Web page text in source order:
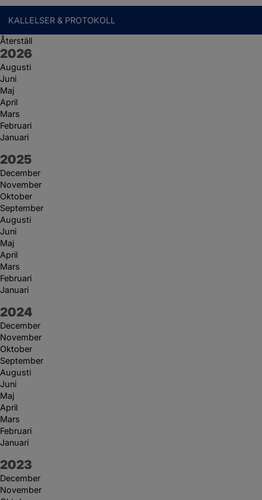
KALLELSER & PROTOKOLL
Återställ
År:
2026
Augusti
Juni
Maj
April
Mars
Februari
Januari
År:
2025
December
November
Oktober
September
Augusti
Juni
Maj
April
Mars
Februari
Januari
År:
2024
December
November
Oktober
September
Augusti
Juni
Maj
April
Mars
Februari
Januari
År:
2023
December
November